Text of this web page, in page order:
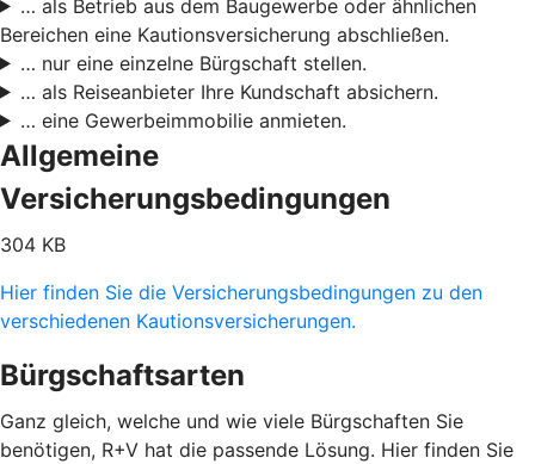
… als Betrieb aus dem Baugewerbe oder ähnlichen
Bereichen eine Kautionsversicherung abschließen.
… nur eine einzelne Bürgschaft stellen.
… als Reiseanbieter Ihre Kundschaft absichern.
… eine Gewerbeimmobilie anmieten.
Allgemeine
Versicherungsbedingungen
304 KB
Hier finden Sie die Versicherungsbedingungen zu den
verschiedenen Kautionsversicherungen.
Bürgschaftsarten
Ganz gleich, welche und wie viele Bürgschaften Sie
benötigen, R+V hat die passende Lösung. Hier finden Sie